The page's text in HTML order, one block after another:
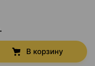
В корзину